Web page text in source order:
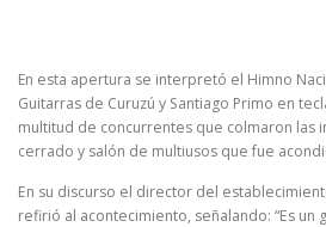
En esta apertura se interpretó el Himno
Guitarras de Curuzú y Santiago Primo en
multitud de concurrentes que colmaron las
cerrado y salón de multiusos que fue
En su discurso el director del
refirió al acontecimiento, señalando: “Es un